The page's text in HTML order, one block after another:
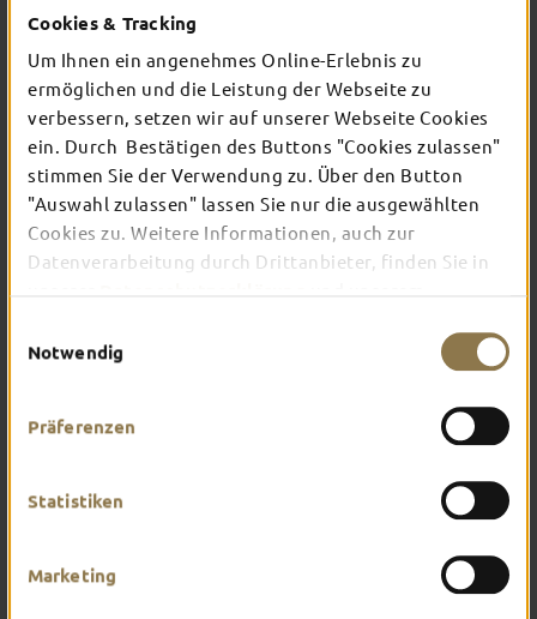
Cookies & Tracking
Um Ihnen ein angenehmes Online-Erlebnis zu
ermöglichen und die Leistung der Webseite zu
verbessern, setzen wir auf unserer Webseite Cookies
ein. Durch Bestätigen des Buttons "Cookies zulassen"
stimmen Sie der Verwendung zu. Über den Button
"Auswahl zulassen" lassen Sie nur die ausgewählten
Cookies zu. Weitere Informationen, auch zur
Datenverarbeitung durch Drittanbieter, finden Sie in
Notwendig
Präferenzen
Statistiken
Marketing
Das erlebst du nur in Fulda
TOP-EVENTS
In Fulda ist irgendwo immer etwas los: Ob
Konzert, Musical, Erlebnis-Stadtführung oder
Theater – entdecke hier aktuelle Veranstaltungen
und Highlights in und um Fulda.